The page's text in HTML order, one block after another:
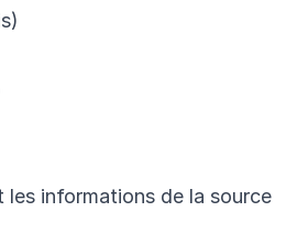
les informations de la source